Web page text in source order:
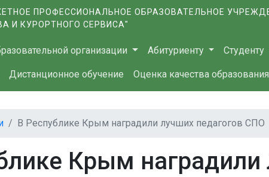
ПРОФЕССИОНАЛЬНОЕ ОБРАЗОВАТЕЛЬНОЕ
И КУРОРТНОГО СЕРВИСА"
организации Абитуриенту Студенту
Дистанционное обучение Оценка качества образования
В Республике Крым наградили лучших педагогов СПО
Крым